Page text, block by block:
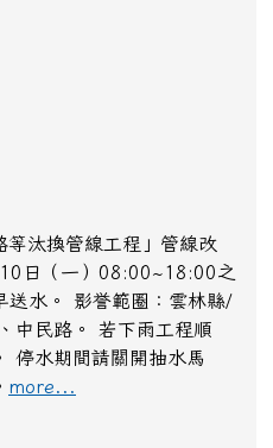
等汰換管線工程」管線改
日（一）08:00~18:00之
送水。 影誉範圈：雲林縣/
中民路。 若下雨工程順
停水期間請關開抽水馬
more...